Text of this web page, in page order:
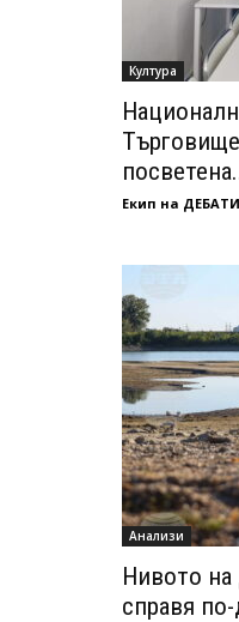
Култура
Екип на
Анализи
Нивото на
справя